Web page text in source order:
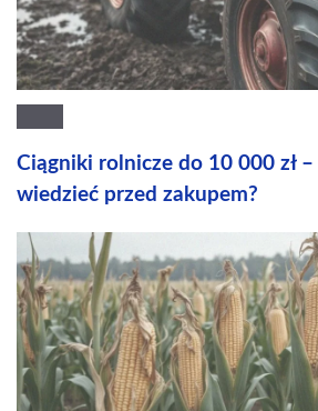
Ciągniki rolnicze do 10 000 zł
wiedzieć przed zakupem?